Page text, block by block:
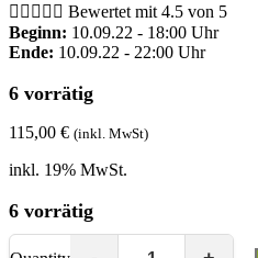
     Bewertet mit 4.5 von 5
Beginn: 10.09.22 - 18:00 Uhr
Ende: 10.09.22 - 22:00 Uhr
6 vorrätig
115,00 € (inkl. MwSt)
inkl. 19% MwSt.
6 vorrätig